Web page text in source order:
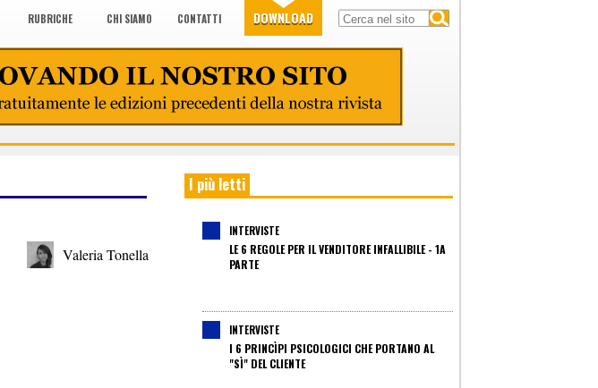
RUBRICHE CHI SIAMO CONTATTI DOWNLOAD
Valeria Tonella
I più letti
INTERVISTE
LE 6 REGOLE PER IL VENDITORE INFALLIBILE - 1A
PARTE
INTERVISTE
I 6 PRINCÌPI PSICOLOGICI CHE PORTANO AL
"SÌ" DEL CLIENTE